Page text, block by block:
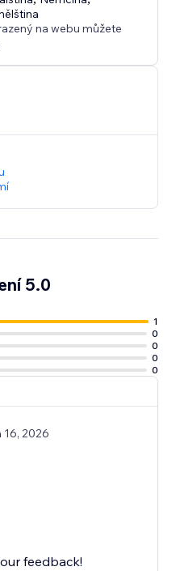
na webu můžete
5.0
1
0
0
0
0
16, 2026
feedback!